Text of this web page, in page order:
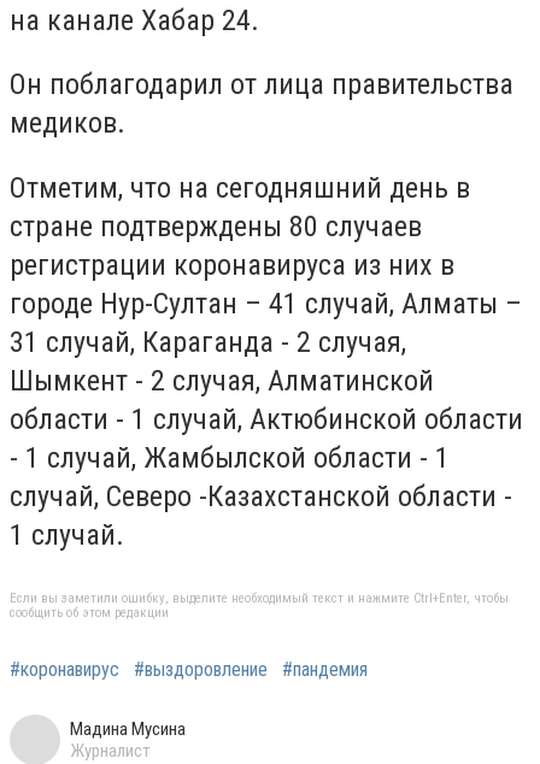
на канале Хабар 24.
Он поблагодарил от лица правительства
медиков.
Отметим, что на сегодняшний день в
стране подтверждены 80 случаев
регистрации коронавируса из них в
городе Нур-Султан – 41 случай, Алматы –
31 случай, Караганда - 2 случая,
Шымкент - 2 случая, Алматинской
области - 1 случай, Актюбинской области
- 1 случай, Жамбылской области - 1
случай, Северо -Казахстанской области -
1 случай.
Если вы заметили ошибку, выделите необходимый текст и нажмите Ctrl+Enter, чтобы
сообщить об этом редакции
#коронавирус #выздоровление #пандемия
Мадина Мусина
Журналист